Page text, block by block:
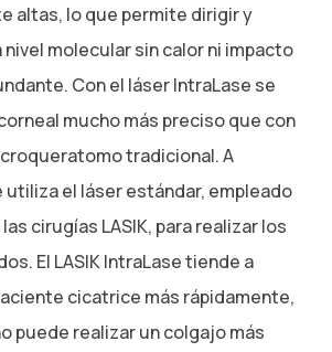
altas, lo que permite dirigir y
molecular sin calor ni impacto
Con el láser IntraLase se
mucho más preciso que con
tradicional. A
utiliza el láser estándar, empleado
cirugías LASIK, para realizar los
El LASIK IntraLase tiende a
cicatrice más rápidamente,
puede realizar un colgajo más